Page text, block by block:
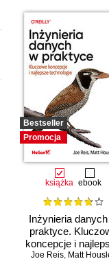
Bestseller
Promocja
książka ebook
Inżynieria
praktyce.
koncepcje i
technologie
Joe Reis, Matt